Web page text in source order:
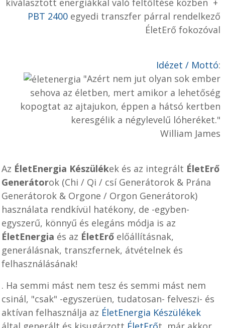
PBT 2400 egyedi transzfer párral rendelkező
ÉletErő fokozóval
Idézet / Mottó:
"Azért nem jut olyan sok ember
sehova az életben, mert amikor a lehetőség
kopogtat az ajtajukon, éppen a hátsó kertben
keresgélik a négylevelű lóheréket."
William James
Az ÉletEnergia Készülékek és az integrált ÉletErő
Generátorok (Chi / Qi / csí Generátorok & Prána
Generátorok & Orgone / Orgon Generátorok)
használata rendkívül hatékony, de -egyben-
egyszerű, könnyű és elegáns módja is az
ÉletEnergia és az ÉletErő előállításnak,
generálásnak, transzfernek, átvételnek és
felhasználásának!
. Ha semmi mást nem tesz és semmi mást nem
csinál, "csak" -egyszerüen, tudatosan- felveszi- és
aktívan felhasználja az ÉletEnergia Készülékek